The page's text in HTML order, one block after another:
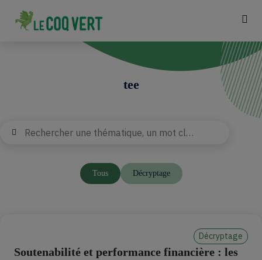
tee
Recherche
Rechercher
Tous Décryptage
Décryptage
Soutenabilité et performance financière : les